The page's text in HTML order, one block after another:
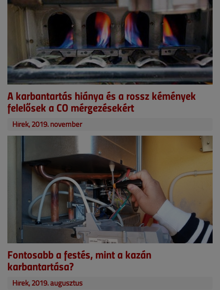
A karbantartás hiánya és a rossz kémények
felelősek a CO mérgezésekért
Hírek, 2019. november
Fontosabb a festés, mint a kazán
karbantartása?
Hírek, 2019. augusztus